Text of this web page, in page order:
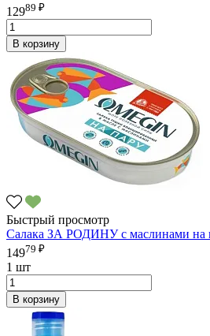
12989 ₽
В корзину
Быстрый просмотр
Салака ЗА РОДИНУ с маслинами на
14979 ₽
1 шт
В корзину